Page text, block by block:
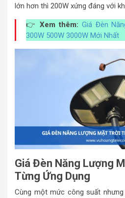
lớn hơn thì 200W xứng đáng với
👉 Xem thêm: Giá Đèn
300W 500W 3000W Mới Nhất
Giá Đèn Năng Lượng
Từng Ứng Dụng
Cùng một mức công suất